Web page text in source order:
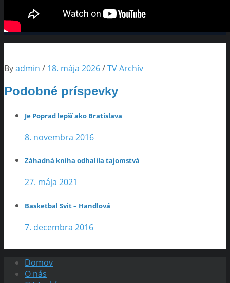
Byadmin / 18. mája 2026/TV Archív
Podobné príspevky
Je Poprad lepší ako Bratislava
8. novembra 2016
Záhadná kniha odhalila tajomstvá
27. mája 2021
Basketbal Svit – Handlová
7. decembra 2016
Domov
O nás